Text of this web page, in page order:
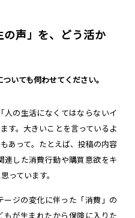
の声」を、どう活か
いても伺わせてください。
人の生活になくてはならないイ
す。大きいことを言っているよ
あって。たとえば、投稿の内容
連した消費行動や購買意欲をキ
っています。
ージの変化に伴った「消費」の
もが生まれたから保険に入りた